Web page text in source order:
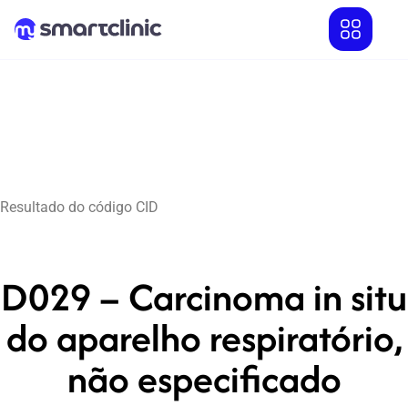
Resultado do código CID
D029 – Carcinoma in situ
do aparelho respiratório,
não especificado